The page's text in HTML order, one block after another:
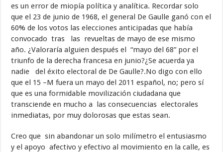
es un error de miopía política y analítica. Recordar solo
que el 23 de junio de 1968, el general De Gaulle ganó con el
60% de los votos las elecciones anticipadas que había
convocado tras las revueltas de mayo de ese mismo
año. ¿Valoraría alguien después el “mayo del 68” por el
triunfo de la derecha francesa en junio?¿Se acuerda ya
nadie del éxito electoral de De Gaulle?.No digo con ello
que el 15 –M fuera un mayo del 2011 español, no; pero sí
que es una formidable movilización ciudadana que
transciende en mucho a las consecuencias electorales
inmediatas, por muy dolorosas que estas sean.
Creo que sin abandonar un solo milímetro el entusiasmo
y el apoyo afectivo y efectivo al movimiento en la calle, es